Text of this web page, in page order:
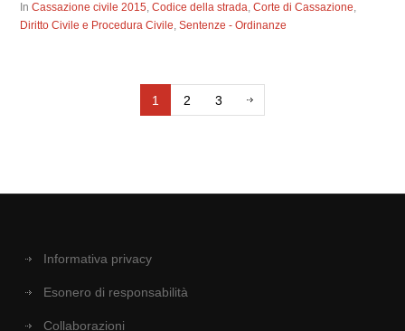
InCassazione civile 2015,Codice della strada,Corte di Cassazione,
Diritto Civile e Procedura Civile,Sentenze - Ordinanze
1 2 3
Informativa privacy
Esonero di responsabilità
Collaborazioni